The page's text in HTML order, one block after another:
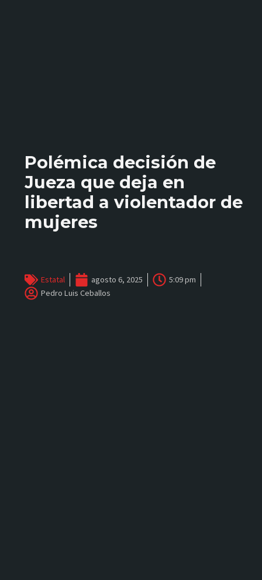
Polémica decisión de
Jueza que deja en
libertad a violentador de
mujeres
Estatal agosto 6, 2025
5:09 pm
Pedro Luis Ceballos